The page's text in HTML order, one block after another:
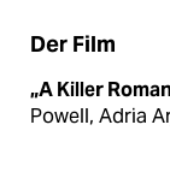
Der Film
„A Killer
Powell, Adria